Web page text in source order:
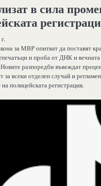
в сила
за МВР опитват да поставят
и проба от ДНК и
разпоредби въвеждат
за всеки отделен случай и
на полицейската регистрация.